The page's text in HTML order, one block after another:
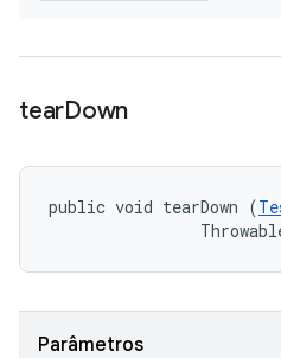
tearDown
public void tearDown (
Parâmetros